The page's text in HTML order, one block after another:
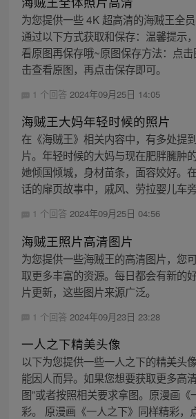
为您提供一些 4K 超高清的海贼王全
通过以下方式获取和保存：温馨提示
看原图再保存哦~原图保存方法：点
击查看原图，再点击保存即可。
1 个回答 2024年09月25日 14:05
海贼王大妈年轻时候的照片
在《海贼王》相关内容中，有多处提
片。年轻时候的大妈与现在肥胖臃肿
她倾国倾城，身材苗条，面容姣好。
话的扉页故事中，戚风、劳拉婴儿车
1 个回答 2024年09月25日 04:56
海贼王照片高清图片
为您提供一些海贼王的高清图片，您
取更多丰富的资源。每日都会有新的
片更新，这些图片来源广泛。
1 个回答 2024年09月23日 23:28
一人之下精美头像
以下为您提供一些一人之下的精美头
能因人而异。如果您想要获取更多高
图”或者按照相关要求拿图。原漫画《
彩。 原漫画《一人之下》同样精彩，